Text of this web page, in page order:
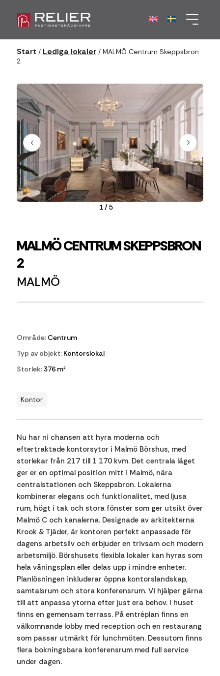
Start / Lediga lokaler/ MALMÖ Centrum Skeppsbron
2
1/5
MALMÖ CENTRUM SKEPPSBRON
2
MALMÖ
Område:Centrum
Typ av objekt:Kontorslokal
Storlek:376 m²
Kontor
Nu har ni chansen att hyra moderna och
eftertraktade kontorsytor i Malmö Börshus, med
storlekar från 217 till 1 170 kvm. Det centrala läget
ger er en optimal position mitt i Malmö, nära
centralstationen och Skeppsbron. Lokalerna
kombinerar elegans och funktionalitet, med ljusa
rum, högt i tak och stora fönster som ger utsikt över
Malmö C och kanalerna. Designade av arkitekterna
Krook & Tjäder, är kontoren perfekt anpassade för
dagens arbetsliv och erbjuder en trivsam och modern
arbetsmiljö. Börshusets flexibla lokaler kan hyras som
hela våningsplan eller delas upp i mindre enheter.
Planlösningen inkluderar öppna kontorslandskap,
samtalsrum och stora konferensrum. Vi hjälper gärna
till att anpassa ytorna efter just era behov. I huset
finns en gemensam terrass. På entréplan finns en
välkomnande lobby med reception och en restaurang
som passar utmärkt för lunchmöten. Dessutom finns
flera bokningsbara konferensrum med full service
under dagen.